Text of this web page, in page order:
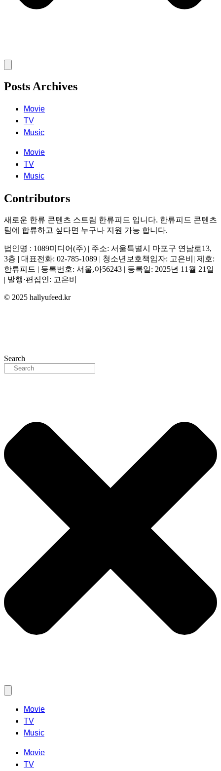
Posts Archives
Movie
TV
Music
Movie
TV
Music
Contributors
새로운 한류 콘텐츠 스트림 한류피드 입니다. 한류피드 콘텐츠
팀에 합류하고 싶다면 누구나 지원 가능 합니다.
법인명 : 1089미디어(주) | 주소: 서울특별시 마포구 연남로13,
3층 | 대표전화: 02-785-1089 | 청소년보호책임자: 고은비| 제호:
한류피드 | 등록번호: 서울,아56243 | 등록일: 2025년 11월 21일
| 발행·편집인: 고은비
© 2025 hallyufeed.kr
Search
Movie
TV
Music
Movie
TV